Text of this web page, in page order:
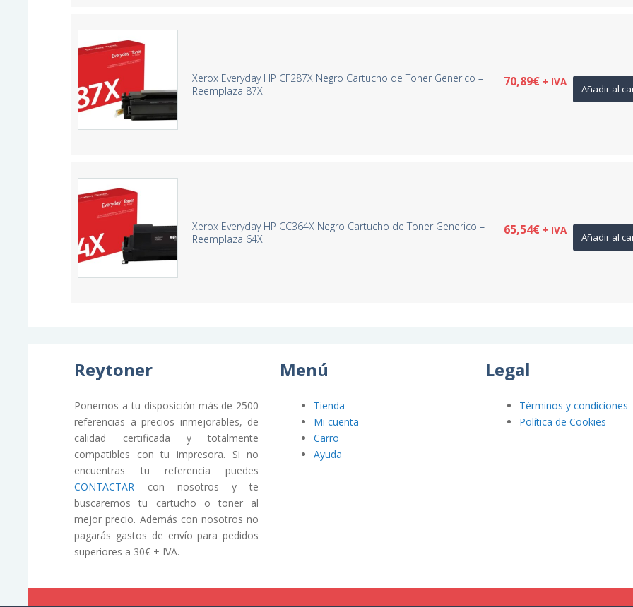
Xerox Everyday HP CF287X Negro Cartucho de Toner Generico –
Reemplaza 87X
70,89€ + IVA
Añadir al
Xerox Everyday HP CC364X Negro Cartucho de Toner Generico –
Reemplaza 64X
65,54€ + IVA
Añadir al
Reytoner
Ponemos a tu disposición más de 2500
referencias a precios inmejorables, de
calidad certificada y totalmente
compatibles con tu impresora. Si no
encuentras tu referencia puedes
CONTACTAR con nosotros y te
buscaremos tu cartucho o toner al
mejor precio. Además con nosotros no
pagarás gastos de envío para pedidos
superiores a 30€ + IVA.
Menú
Tienda
Mi cuenta
Carro
Ayuda
Legal
Términos y condiciones
Política de Cookies